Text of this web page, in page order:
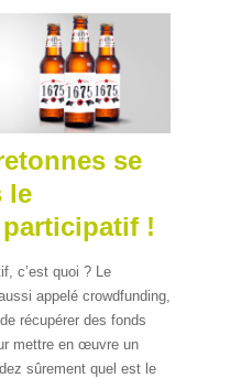
se
le
!
c’est quoi ? Le
appelé crowdfunding,
récupérer des fonds
mettre en œuvre un
sûrement quel est le